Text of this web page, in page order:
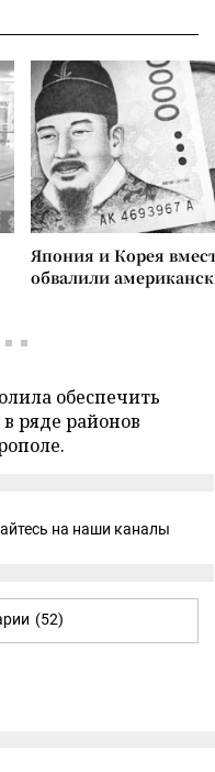
Япония и Корея
обвалили
обеспечить
ряде районов
на наши каналы
(52)